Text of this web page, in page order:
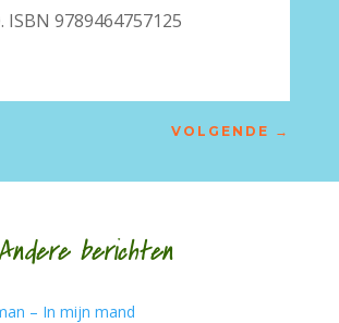
ISBN 9789464757125
VOLGENDE →
berichten